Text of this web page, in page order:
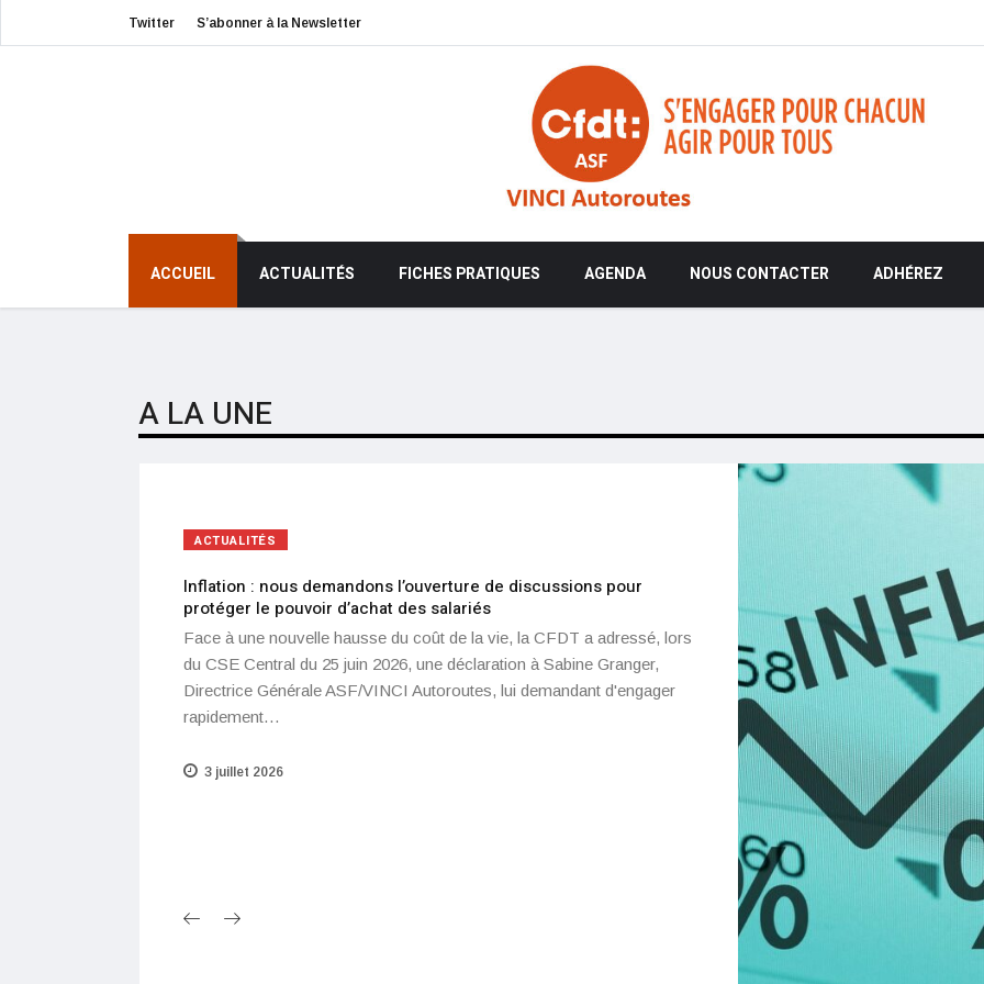
Twitter S’abonner à la Newsletter
ACCUEIL ACTUALITÉS FICHES PRATIQUES AGENDA NOUS CONTACTER ADHÉREZ
A LA UNE
ACTUALITÉS
Inflation : nous demandons l’ouverture de discussions pour
protéger le pouvoir d’achat des salariés
Face à une nouvelle hausse du coût de la vie, la CFDT a adressé, lors
du CSE Central du 25 juin 2026, une déclaration à Sabine Granger,
Directrice Générale ASF/VINCI Autoroutes, lui demandant d'engager
rapidement…
3 juillet 2026